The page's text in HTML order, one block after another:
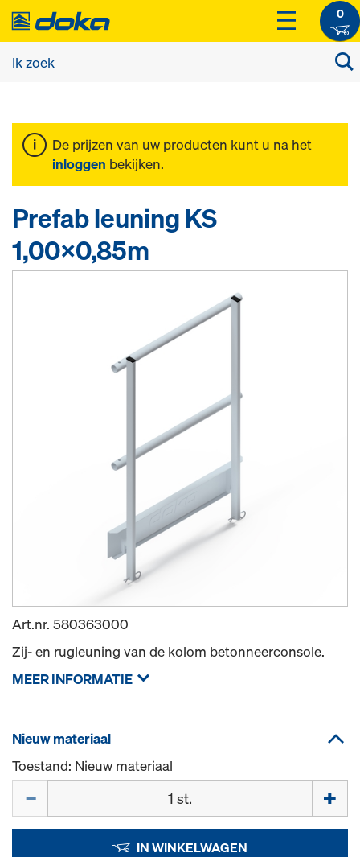
0
De prijzen van uw producten kunt u na het
inloggen bekijken.
Prefab leuning KS
1,00x0,85m
Art.nr. 580363000
Zij- en rugleuning van de kolom betonneerconsole.
MEER INFORMATIE
Nieuw materiaal
Toestand: Nieuw materiaal
IN WINKELWAGEN